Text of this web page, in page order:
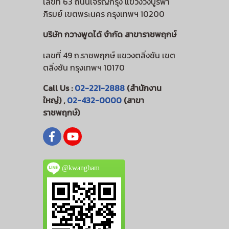
ภิรมย์ เขตพระนคร กรุงเทพฯ 10200
บริษัท กวางพูดได้ จำกัด สาขาราชพฤกษ์
เลขที่ 49 ถ.ราชพฤกษ์ แขวงตลิ่งชัน เขต
ตลิ่งชัน กรุงเทพฯ 10170
Call Us :02-221-2888(สำนักงาน
ใหญ่) ,02-432-0000(สาขา
ราชพฤกษ์)
@kwangham